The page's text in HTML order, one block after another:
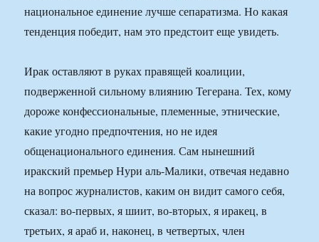
национальное единение лучше сепаратизма. Но какая
тенденция победит, нам это предстоит еще увидеть.
Ирак оставляют в руках правящей коалиции,
подверженной сильному влиянию Тегерана. Тех, кому
дороже конфессиональные, племенные, этнические,
какие угодно предпочтения, но не идея
общенационального единения. Сам нынешний
иракский премьер Нури аль-Малики, отвечая недавно
на вопрос журналистов, каким он видит самого себя,
сказал: во-первых, я шиит, во-вторых, я иракец, в
третьих, я араб и, наконец, в четвертых, член